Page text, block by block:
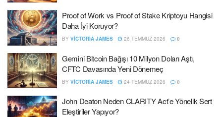
Proof of Work vs Proof of Stake Kriptoyu Hangisi
Daha İyi Koruyor?
BY VICTORIA JAMES 26 TEMMUZ 2026 0
Gemini Bitcoin Bağışı 10 Milyon Doları Aştı,
CFTC Davasında Yeni Dönemeç
BY VICTORIA JAMES 24 TEMMUZ 2026 0
John Deaton Neden CLARITY Act’e Yönelik Sert
Eleştiriler Yapıyor?